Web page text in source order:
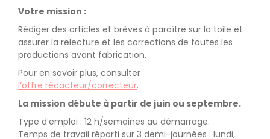
Votre mission :
Rédiger des articles et brèves à paraître sur la toile et
assurer la relecture et les corrections de toutes les
productions avant fabrication.
Pour en savoir plus, consulter
l’offre rédacteur/correcteur.
La mission débute à partir de juin ou septembre.
Type d’emploi : 12 h/semaines au démarrage.
Temps de travail réparti sur 3 demi-journées : lundi,